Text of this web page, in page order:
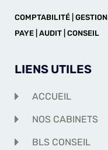
COMPTABILITÉ | GESTION |
PAYE | AUDIT | CONSEIL
LIENS UTILES
ACCUEIL
NOS CABINETS
BLS CONSEIL